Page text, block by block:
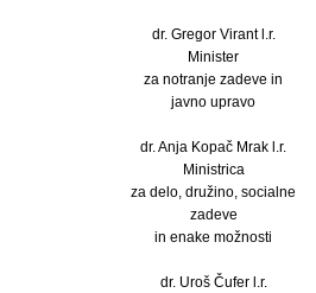
dr. Gregor Virant l.r.
Minister
za notranje zadeve in
javno upravo
dr. Anja Kopač Mrak l.r.
Ministrica
za delo, družino, socialne
zadeve
in enake možnosti
dr. Uroš Čufer l.r.